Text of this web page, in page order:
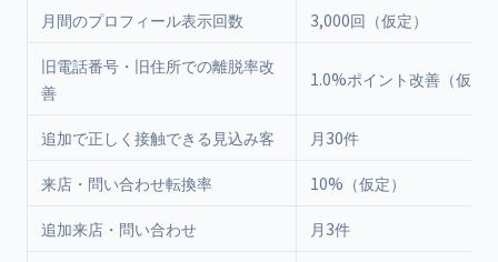
月間のプロフィール表示回数 3,000回（仮定）
旧電話番号・旧住所での離脱率改
善
1.0%ポイント改善（仮定
追加で正しく接触できる見込み客 月30件
来店・問い合わせ転換率 10%（仮定）
追加来店・問い合わせ 月3件